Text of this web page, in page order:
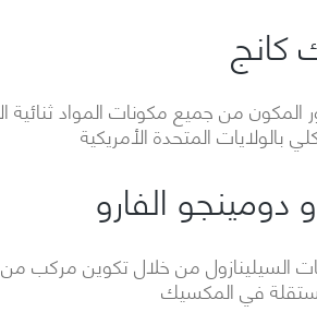
المكون من جميع مكونات المواد ثنائية
بالولايات المتحدة الأمريكية
دومينجو الفارو
السيلينازول من خلال تكوين مركب من
في المكسيك